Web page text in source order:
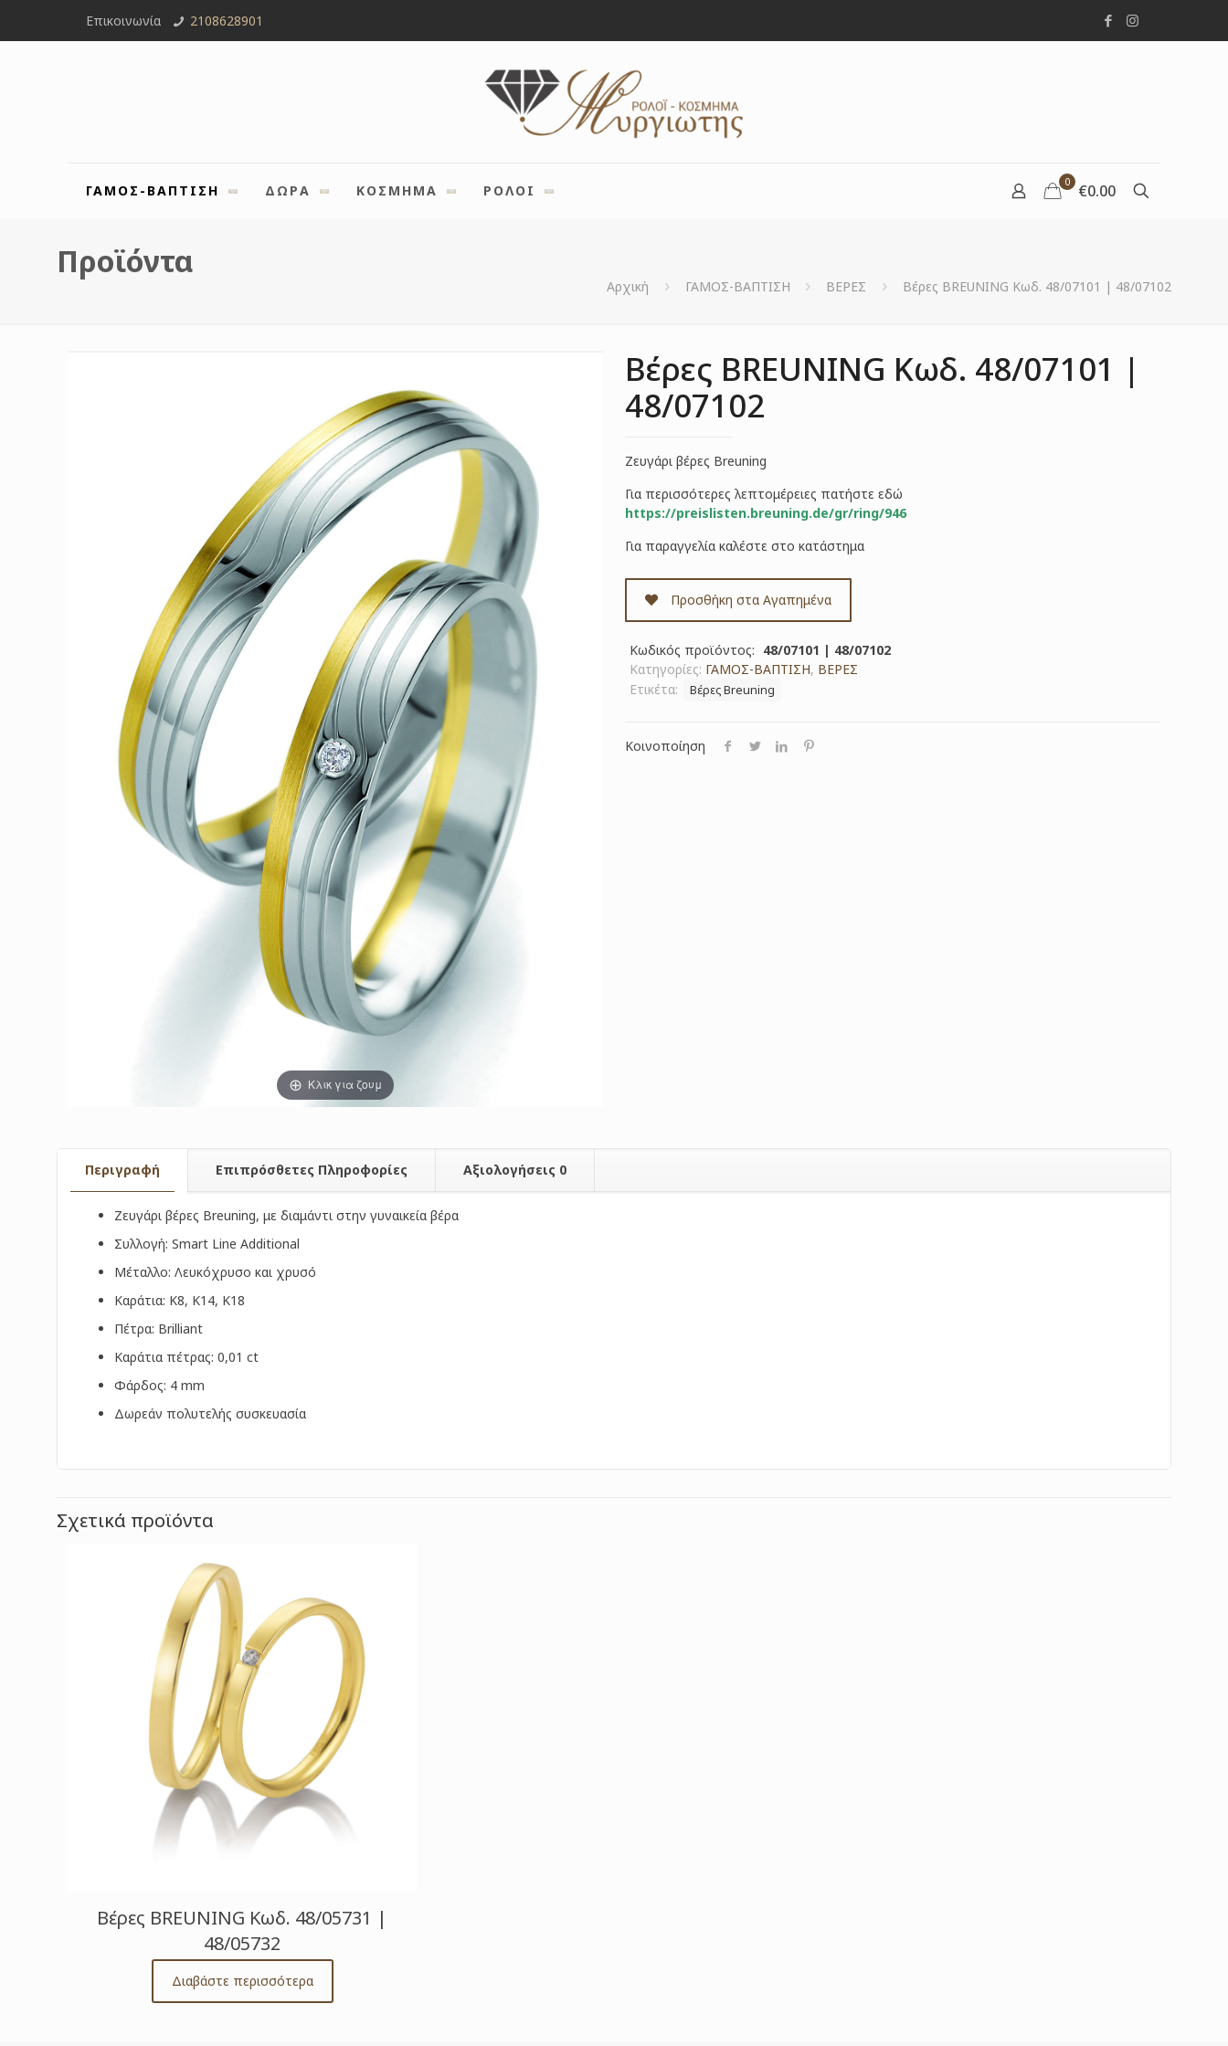
Επικοινωνία 2108628901
ΓΑΜΟΣ-ΒΑΠΤΙΣΗ ΔΩΡΑ ΚΟΣΜΗΜΑ ΡΟΛΟΙ
0 €0.00
Προϊόντα
Αρχική ΓΑΜΟΣ-ΒΑΠΤΙΣΗ ΒΕΡΕΣ Βέρες BREUNING Κωδ. 48/07101 | 48/07102
Κλικ για ζουμ
Βέρες BREUNING Κωδ. 48/07101 |
48/07102
Ζευγάρι βέρες Breuning
Για περισσότερες λεπτομέρειες πατήστε εδώ
https://preislisten.breuning.de/gr/ring/946
Για παραγγελία καλέστε στο κατάστημα
Προσθήκη στα Αγαπημένα
Κωδικός προϊόντος: 48/07101 | 48/07102
Κατηγορίες: ΓΑΜΟΣ-ΒΑΠΤΙΣΗ, ΒΕΡΕΣ
Ετικέτα:
Βέρες Breuning
Κοινοποίηση
Περιγραφή Επιπρόσθετες Πληροφορίες Αξιολογήσεις 0
Ζευγάρι βέρες Breuning, με διαμάντι στην γυναικεία βέρα
Συλλογή: Smart Line Additional
Μέταλλο: Λευκόχρυσο και χρυσό
Καράτια: Κ8, Κ14, Κ18
Πέτρα: Brilliant
Καράτια πέτρας: 0,01 ct
Φάρδος: 4 mm
Δωρεάν πολυτελής συσκευασία
Σχετικά προϊόντα
Βέρες BREUNING Κωδ. 48/05731 |
48/05732
Διαβάστε περισσότερα